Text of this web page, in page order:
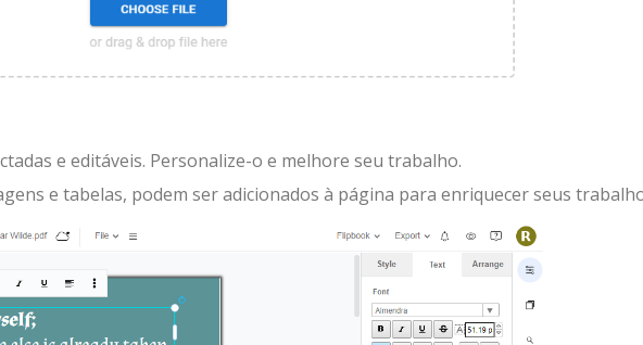
e editáveis. Personalize-o e melhore seu trabalho.
e tabelas, podem ser adicionados à página para enriquecer seus